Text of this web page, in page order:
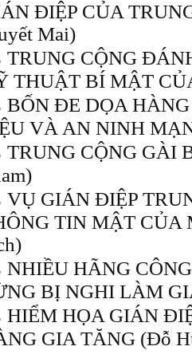
ĐIỆP CỦA
Mai)
TRUNG CỘNG
THUẬT BÍ MẬT
BỐN ĐE DỌA
VÀ AN NINH
TRUNG CỘNG GÀI
VỤ GIÁN ĐIỆP
TIN MẬT CỦA
NHIỀU HÃNG
BỊ NGHI LÀM
HIỂM HỌA GIÁN
GIA TĂNG (Ðỗ